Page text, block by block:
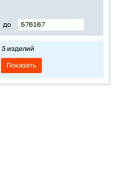
до
изделий
Показать